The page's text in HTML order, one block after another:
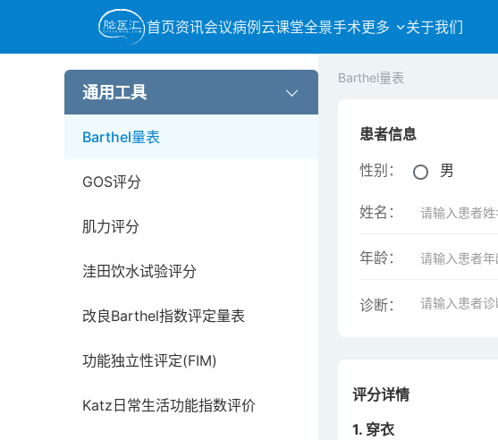
首页资讯会议病例 云课堂全景手术更多 关于我们
通用工具
GCS评分
mRS评分
Barthel量表
GOS评分
肌力评分
洼田饮水试验评分
改良Barthel指数评定量表
功能独立性评定(FIM)
Katz日常生活功能指数评价
Barthel量表
患者信息
性别：
男
姓名：
年龄：
诊断：
评分详情
1. 穿衣